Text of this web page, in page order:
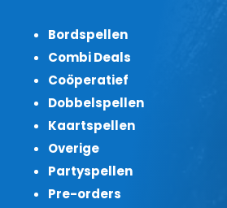
Bordspellen
Combi Deals
Coöperatief
Dobbelspellen
Kaartspellen
Overige
Partyspellen
Pre-orders